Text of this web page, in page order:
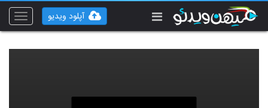
Toggle
آپلود ویدیو